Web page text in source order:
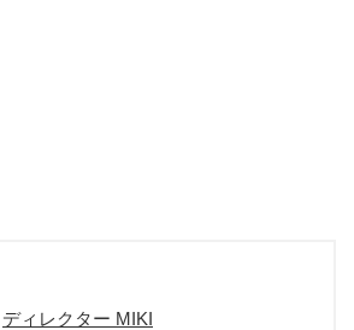
ディレクター MIKI